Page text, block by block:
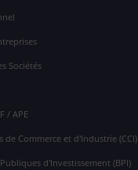
Sociétés
/ APE
de Commerce et d'Industrie (CCI)
d'Investissement (BPI)